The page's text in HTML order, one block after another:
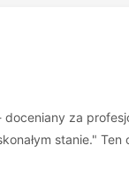
za
stanie."